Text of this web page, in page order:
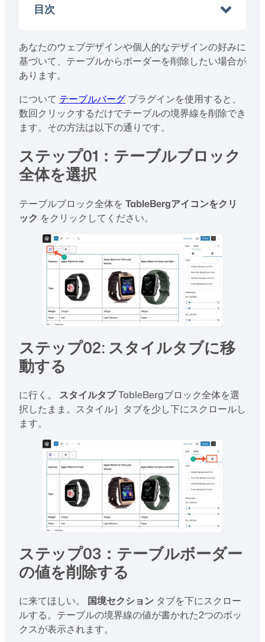
目次
あなたのウェブデザインや個人的なデザインの好みに
基づいて、テーブルからボーダーを削除したい場合が
あります。
について テーブルバーグ プラグインを使用すると、
数回クリックするだけでテーブルの境界線を削除でき
ます。その方法は以下の通りです。
ステップ01：テーブルブロック
全体を選択
テーブルブロック全体を TableBergアイコンをクリ
ック をクリックしてください。
ステップ02: スタイルタブに移
動する
に行く。 スタイルタブTableBergブロック全体を選
択したまま。スタイル］タブを少し下にスクロールし
ます。
ステップ03：テーブルボーダー
の値を削除する
に来てほしい。 国境セクション タブを下にスクロー
ルする。テーブルの境界線の値が書かれた2つのボッ
クスが表示されます。